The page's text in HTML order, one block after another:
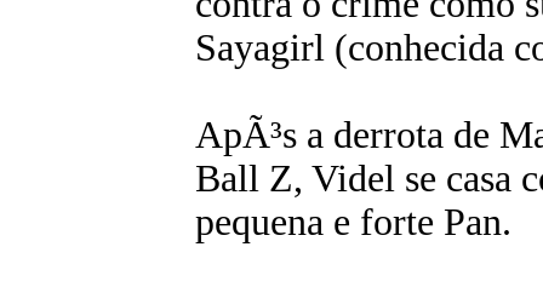
Sayagirl (conhecida
ApÃ³s a derrota de
Ball Z, Videl se casa
pequena e forte Pan.